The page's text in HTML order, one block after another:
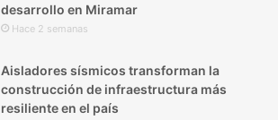
desarrollo en Miramar
Hace 2 semanas
Aisladores sísmicos transforman la
construcción de infraestructura más
resiliente en el país